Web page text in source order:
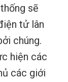
sẽ
tử lân
chúng.
hiện các
các giới